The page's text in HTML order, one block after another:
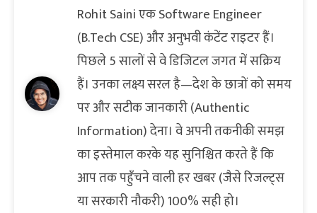
Rohit Saini एक Software Engineer
(B.Tech CSE) और अनुभवी कंटेंट राइटर हैं।
पिछले 5 सालों से वे डिजिटल जगत में सक्रिय
हैं। उनका लक्ष्य सरल है—देश के छात्रों को समय
पर और सटीक जानकारी (Authentic
Information) देना। वे अपनी तकनीकी समझ
का इस्तेमाल करके यह सुनिश्चित करते हैं कि
आप तक पहुँचने वाली हर खबर (जैसे रिजल्ट्स
या सरकारी नौकरी) 100% सही हो।